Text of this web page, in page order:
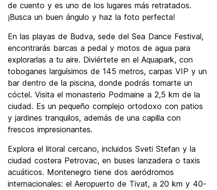
de cuento y es uno de los lugares más retratados.
¡Busca un buen ángulo y haz la foto perfecta!
En las playas de Budva, sede del Sea Dance Festival,
encontrarás barcas a pedal y motos de agua para
explorarlas a tu aire. Diviértete en el Aquapark, con
toboganes larguísimos de 145 metros, carpas VIP y un
bar dentro de la piscina, donde podrás tomarte un
cóctel. Visita el monasterio Podmaine a 2,5 km de la
ciudad. Es un pequeño complejo ortodoxo con patios
y jardines tranquilos, además de una capilla con
frescos impresionantes.
Explora el litoral cercano, incluidos Sveti Stefan y la
ciudad costera Petrovac, en buses lanzadera o taxis
acuáticos. Montenegro tiene dos aeródromos
internacionales: el Aeropuerto de Tivat, a 20 km y 40-